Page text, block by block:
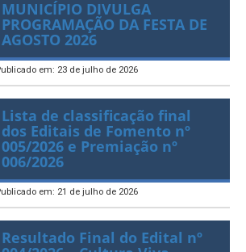
MUNICÍPIO DIVULGA
PROGRAMAÇÃO DA FESTA DE
AGOSTO 2026
Lista de classificação final
dos Editais de Fomento nº
005/2026 e Premiação nº
006/2026